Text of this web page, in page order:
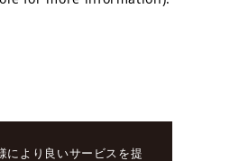
により良いサービスを提